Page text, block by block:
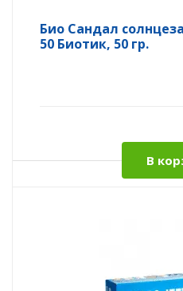
Био Сандал
50 Биотик, 50 гр.
В